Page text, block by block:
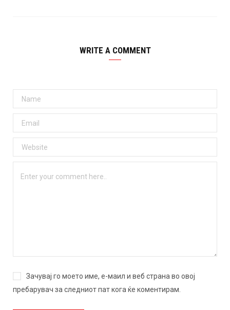
WRITE A COMMENT
Зачувај го моето име, е-маил и веб страна во овој
пребарувач за следниот пат кога ќе коментирам.